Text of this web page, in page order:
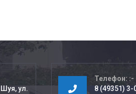
ул.
Телефон:
8 (49351) 3-